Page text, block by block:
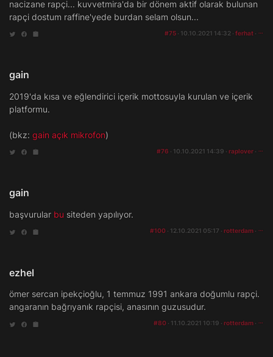
nacizane rapçi... kuvvetmira'da bir dönem aktif olarak bulunan
rapçi dostum raffine'yede burdan selam olsun...
#75 · 10.10.2021 14:32 · ferhat ·
gain
2019'da kısa ve eğlendirici içerik mottosuyla kurulan ve içerik
platformu.
(bkz: gain açık mikrofon)
#76 · 10.10.2021 14:39 · raplover ·
gain
başvurular bu siteden yapılıyor.
#100 · 12.10.2021 05:17 · rotterdam ·
ezhel
ömer sercan ipekçioğlu, 1 temmuz 1991 ankara doğumlu rapçi.
angaranın bağrıyanık rapçisi, anasının guzusudur.
#80 · 11.10.2021 10:19 · rotterdam ·